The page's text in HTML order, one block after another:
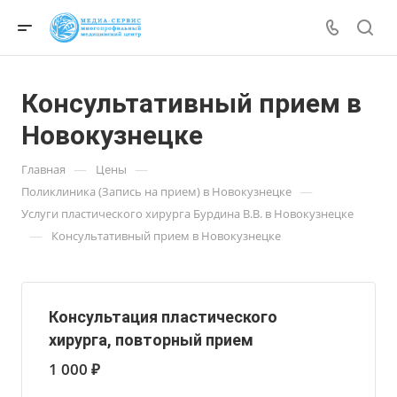
Консультативный прием в
Новокузнецке
Главная — Цены —
Поликлиника (Запись на прием) в Новокузнецке —
Услуги пластического хирурга Бурдина В.В. в Новокузнецке
— Консультативный прием в Новокузнецке
Консультация пластического
хирурга, повторный прием
1 000 ₽